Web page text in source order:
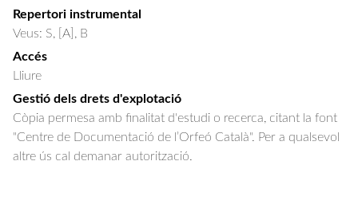
Repertori instrumental
Veus: S, [A], B
Accés
Lliure
Gestió dels drets d'explotació
Còpia permesa amb finalitat d'estudi o recerca, citant la font
"Centre de Documentació de l’Orfeó Català". Per a qualsevol
altre ús cal demanar autorització.